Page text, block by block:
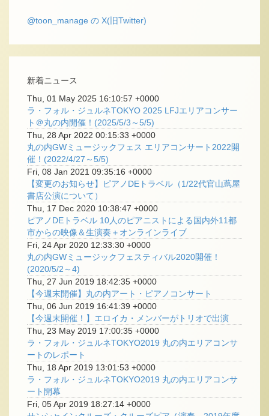
@toon_manage の X(旧Twitter)
新着ニュース
Thu, 01 May 2025 16:10:57 +0000
ラ・フォル・ジュルネTOKYO 2025 LFJエリアコンサー
ト＠丸の内開催！(2025/5/3～5/5)
Thu, 28 Apr 2022 00:15:33 +0000
丸の内GWミュージックフェス エリアコンサート2022開
催！(2022/4/27～5/5)
Fri, 08 Jan 2021 09:35:16 +0000
【変更のお知らせ】ピアノDEトラベル（1/22代官山蔦屋
書店公演について）
Thu, 17 Dec 2020 10:38:47 +0000
ピアノDEトラベル 10人のピアニストによる国内外11都
市からの映像＆生演奏＋オンラインライブ
Fri, 24 Apr 2020 12:33:30 +0000
丸の内GWミュージックフェスティバル2020開催！
(2020/5/2～4)
Thu, 27 Jun 2019 18:42:35 +0000
【今週末開催】丸の内アート・ピアノコンサート
Thu, 06 Jun 2019 16:41:39 +0000
【今週末開催！】エロイカ・メンバーがトリオで出演
Thu, 23 May 2019 17:00:35 +0000
ラ・フォル・ジュルネTOKYO2019 丸の内エリアコンサ
ートのレポート
Thu, 18 Apr 2019 13:01:53 +0000
ラ・フォル・ジュルネTOKYO2019 丸の内エリアコンサ
ート開幕
Fri, 05 Apr 2019 18:27:14 +0000